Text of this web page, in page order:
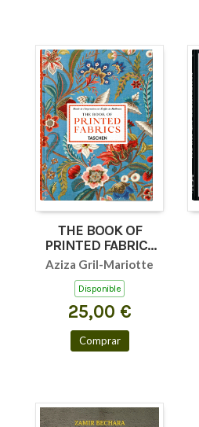
THE BOOK OF
PRINTED FABRICS
45TH ED.
Aziza Gril-Mariotte
Disponible
25,00 €
Comprar